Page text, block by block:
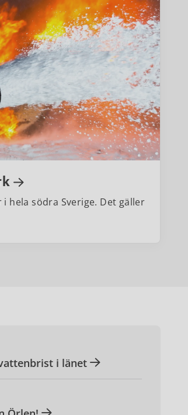
hela södra Sverige. Det gäller
i länet